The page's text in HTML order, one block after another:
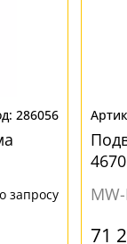
286056
запросу
71